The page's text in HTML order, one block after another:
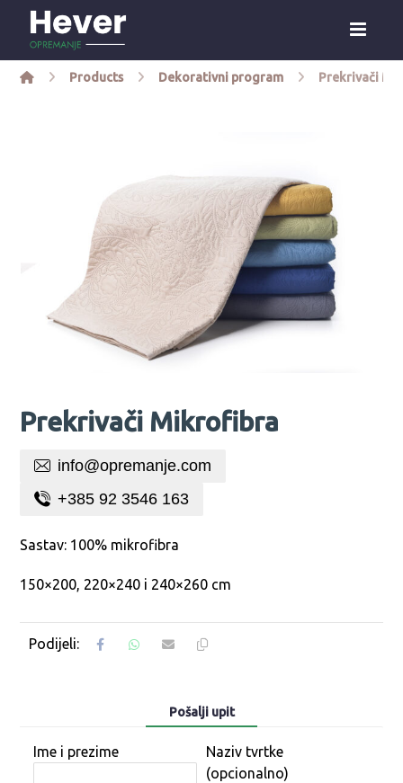
Products Dekorativni program Prekrivači
Prekrivači Mikrofibra
info@opremanje.com
+385 92 3546 163
Sastav: 100% mikrofibra
150×200, 220×240 i 240×260 cm
Pošalji upit
Ime i prezime
Naziv tvrtke
(opcionalno)